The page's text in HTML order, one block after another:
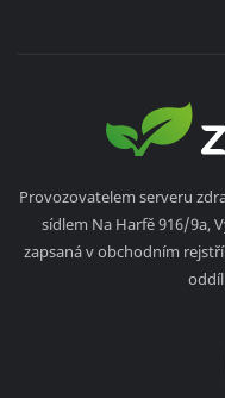
Provozovatelem serveru
sídlem Na Harfě 916/9a,
zapsaná v obchodním
oddíl